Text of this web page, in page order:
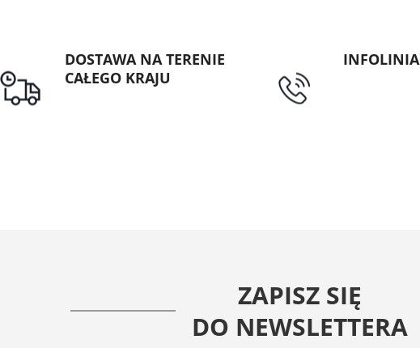
DOSTAWA NA TERENIE
CAŁEGO KRAJU
INFOLINIA
ZAPISZ SIĘ
DO NEWSLETTERA